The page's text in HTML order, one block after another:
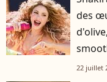
des
22 juillet